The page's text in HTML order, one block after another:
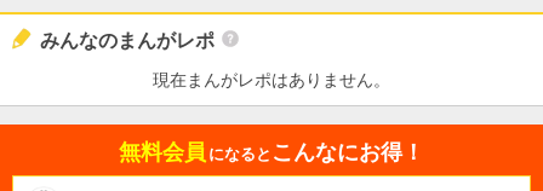
みんなのまんがレポ
現在まんがレポはありません。
無料会員 になると こんなにお得！